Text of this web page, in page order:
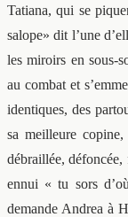
Tatiana, qui se
salope» dit l’une
les miroirs en sous-
au combat et
identiques, des
sa meilleure
débraillée,
ennui « tu sors
demande Andrea à